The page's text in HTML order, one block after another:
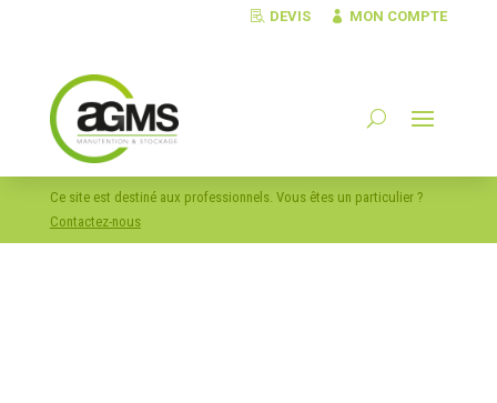
DEVIS MON COMPTE
Ce site est destiné aux professionnels. Vous êtes un particulier ?
Contactez-nous